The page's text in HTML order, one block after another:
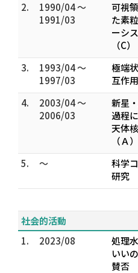
2.
1990/04 ～
1991/03
可視
た素
ーシ
（C）
3.
1993/04 ～
1997/03
極端
互作
4.
2003/04 ～
2006/03
新星
過程
天体
（Ａ）
5.
～
科学
研究
社会的活動
1.
2023/08
処理
いい
賛否